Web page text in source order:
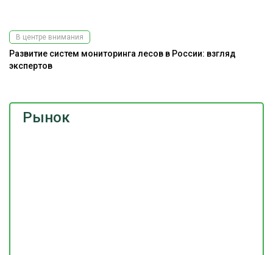
Рынок
В центре внимания
Развитие систем мониторинга лесов в России: взгляд
экспертов